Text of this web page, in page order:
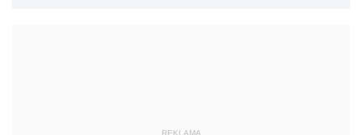
REKLAMA